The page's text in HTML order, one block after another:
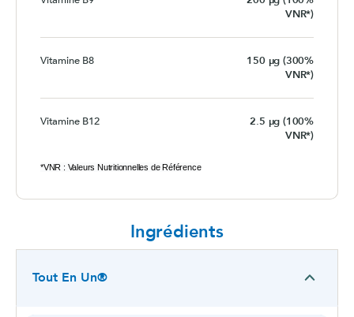
VNR*)
Vitamine B8
150 µg (300%
VNR*)
Vitamine B12
2.5 µg (100%
VNR*)
*VNR : Valeurs Nutritionnelles de Référence
Ingrédients
Tout En Un®